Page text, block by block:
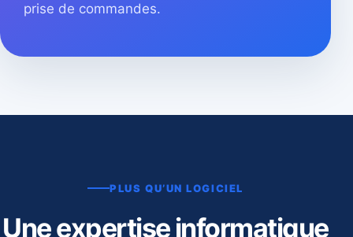
prise de commandes.
PLUS QU’UN LOGICIEL
Une expertise informatique